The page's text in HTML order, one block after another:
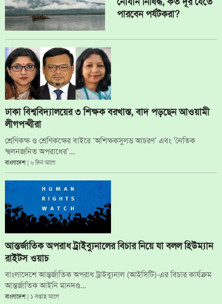
পারবেন পর্যটকরা?
ঢাকা বিশ্ববিদ্যালয়ের ৩ শিক্ষক বরখাস্ত, বাদ পড়ছেন আওয়ামী
লীগপন্থীরা
শ্রেণিকক্ষ ও শ্রেণিকক্ষের বাইরে ‘অশিক্ষকসুলভ আচরণ’ এবং ‘নৈতিক
স্খলনজনিত অপরাধের’...
বাংলাদেশ | ৬ দিন আগে
আন্তর্জাতিক অপরাধ ট্রাইব্যুনালের বিচার নিয়ে যা বলল হিউম্যান
রাইটস ওয়াচ
বাংলাদেশে আন্তর্জাতিক অপরাধ ট্রাইব্যুনাল (আইসিটি)-এর বিচার কার্যক্রম
আন্তর্জাতিক আইনি মানদণ্ড...
বাংলাদেশ | ১ সপ্তাহ আগে